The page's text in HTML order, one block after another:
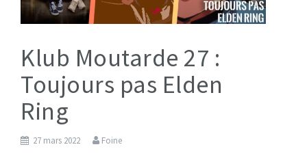
Klub Moutarde 27 :
Toujours pas Elden
Ring
27 mars 2022 Foine